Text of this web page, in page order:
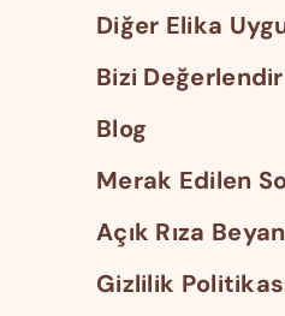
Diğer Elika
Bizi Değerlendir
Blog
Merak Edilen
Açık Rıza
Gizlilik